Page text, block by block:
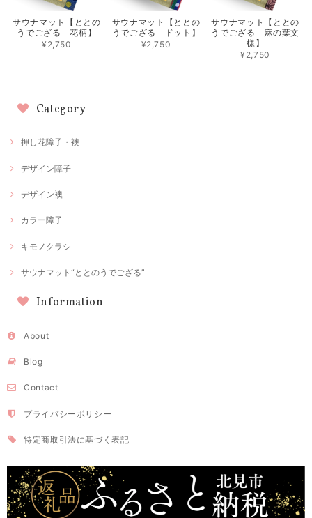
サウナマット【ととの
うでござる 花柄】
¥2,750
サウナマット【ととの
うでござる ドット】
¥2,750
サウナマット【ととの
うでござる 麻の葉文
様】
¥2,750
Category
押し花障子・襖
デザイン障子
デザイン襖
カラー障子
キモノクラシ
サウナマット“ととのうでござる”
Information
About
Blog
Contact
プライバシーポリシー
特定商取引法に基づく表記